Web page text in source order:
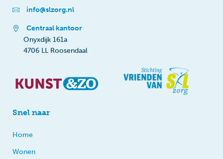
info@slzorg.nl
Centraal kantoor
Onyxdijk 161a
4706 LL Roosendaal
Snel naar
Home
Wonen